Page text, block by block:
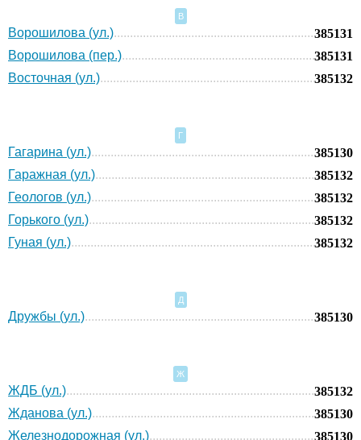
В
Ворошилова (ул.)
385131
Ворошилова (пер.)
385131
Восточная (ул.)
385132
Г
Гагарина (ул.)
385130
Гаражная (ул.)
385132
Геологов (ул.)
385132
Горького (ул.)
385132
Гуная (ул.)
385132
Д
Дружбы (ул.) 385130
Ж
ЖДБ (ул.)
385132
Жданова (ул.)
385130
Железнодорожная (ул.)
385130